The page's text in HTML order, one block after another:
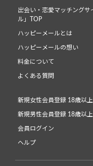
出会い・恋愛マッチング
ル」TOP
ハッピーメールとは
ハッピーメールの想い
料金について
よくある質問
新規女性会員登録 18歳以上
新規男性会員登録 18歳以上
会員ログイン
ヘルプ